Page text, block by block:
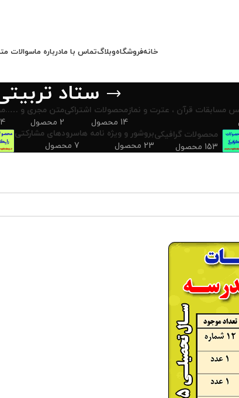
خانهفروشگاهوبلاگتماس با مادرباره ماسوالات
ستاد
مسابقات قرآن ، عترت و نماز محصولات اشتراکی
14 محصول
متن مجری و …..
2 محصول
محصولات گرافیکی
153 محصول
بروشور و ویژه نامه ها
23 محصول
سرودهای مشارکتی
7 محصول